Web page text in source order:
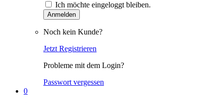
Ich möchte eingeloggt bleiben.
Anmelden
Noch kein Kunde?
Jetzt Registrieren
Probleme mit dem Login?
Passwort vergessen
0